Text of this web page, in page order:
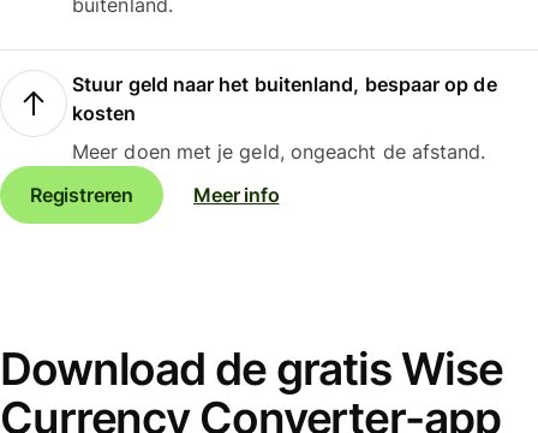
buitenland.
Stuur geld naar het buitenland, bespaar op de
kosten
Meer doen met je geld, ongeacht de afstand.
Registreren
Meer info
Download de gratis Wise
Currency Converter-app